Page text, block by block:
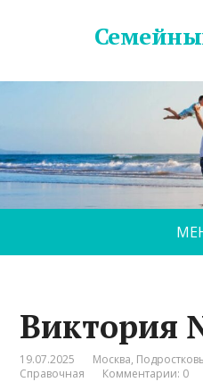
Виктория
19.07.2025 Москва,
Справочная
Комментарии: 0